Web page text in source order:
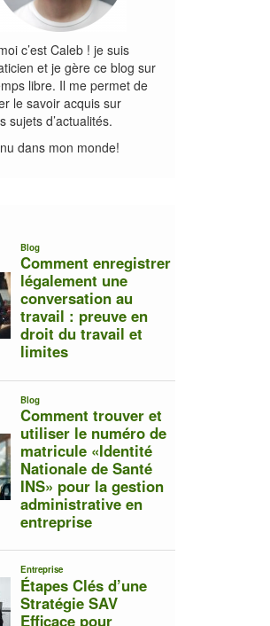
c’est Caleb ! je suis
et je gère ce blog sur
libre. Il me permet de
le savoir acquis sur
sujets d’actualités.
dans mon monde!